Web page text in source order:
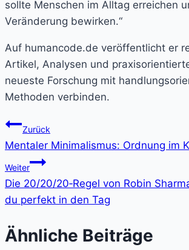
sollte Menschen im Alltag erreichen
Veränderung bewirken.“
Auf humancode.de veröffentlicht er
Artikel, Analysen und
neueste Forschung mit
Methoden verbinden.
Beitragsnavigation
Zurück
Mentaler Minimalismus: Ordnung im
Weiter
Die 20/20/20‑Regel von Robin
du perfekt in den Tag
Ähnliche Beiträge